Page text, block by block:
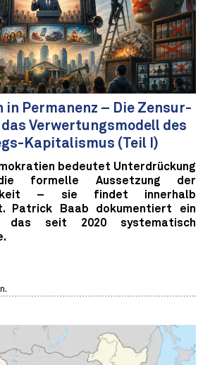
Permanenz – Die Zensur-
Verwertungsmodell des
Kapitalismus (Teil I)
bedeutet Unterdrückung
formelle Aussetzung der
– sie findet innerhalb
Patrick Baab dokumentiert ein
das seit 2020 systematisch